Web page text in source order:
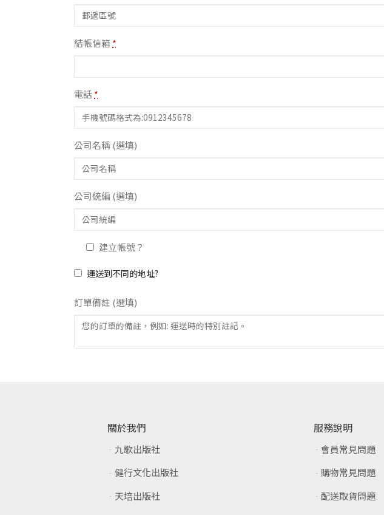
結帳信箱 *
電話*
公司名稱(選填)
公司統編 (選填)
建立帳號？
運送到不同的地址?
訂單備註 (選填)
關於我們
九歌出版社
健行文化出版社
天培出版社
服務說明
會員常見問題
購物常見問題
配送取貨問題